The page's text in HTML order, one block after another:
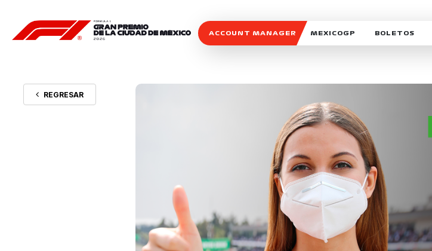
ACCOUNT MANAGER MEXICOGP
CELEBRA CON NOSOTROS
BOLETOS
REGRESAR